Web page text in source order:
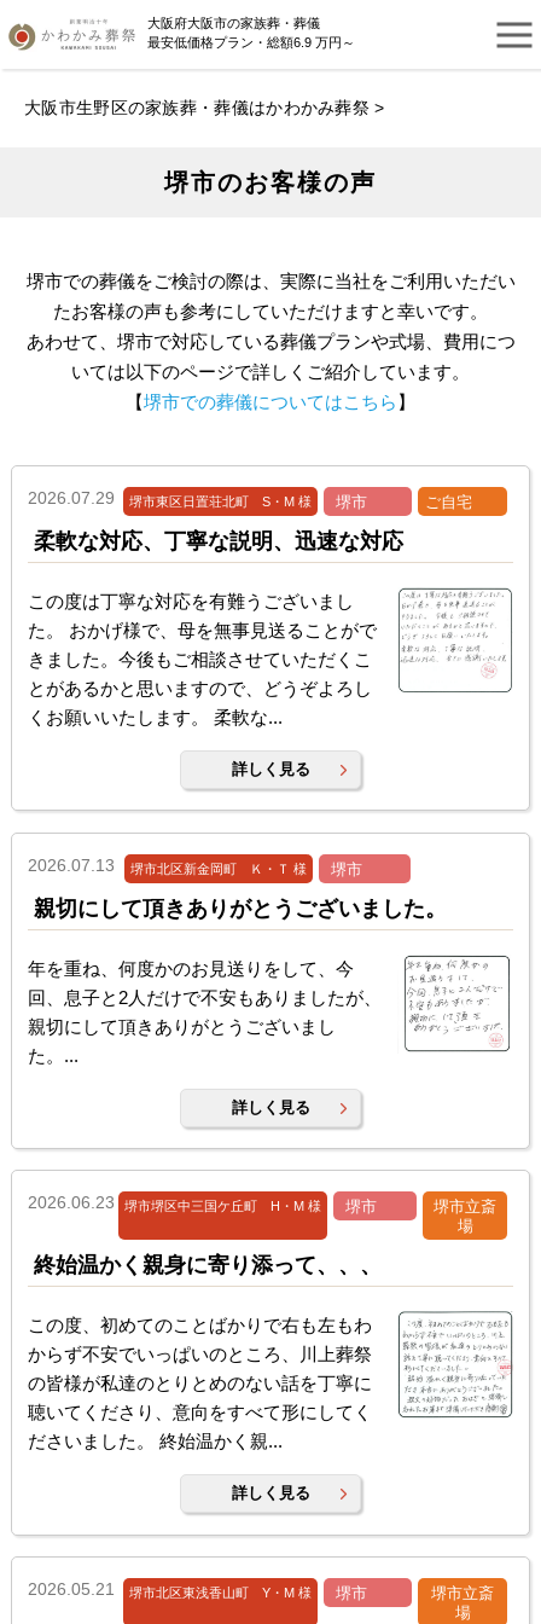
大阪府大阪市の家族葬・葬儀
最安低価格プラン・総額6.9 万円～
大阪市生野区の家族葬・葬儀はかわかみ葬祭 >
堺市のお客様の声
堺市での葬儀をご検討の際は、実際に当社をご利用いただい
たお客様の声も参考にしていただけますと幸いです。
あわせて、堺市で対応している葬儀プランや式場、費用につ
いては以下のページで詳しくご紹介しています。
【堺市での葬儀についてはこちら 】
2026.07.29 堺市東区日置荘北町 S・M 様 堺市 ご自宅
柔軟な対応、丁寧な説明、迅速な対応
この度は丁寧な対応を有難うございまし
た。 おかげ様で、母を無事見送ることがで
きました。今後もご相談させていただくこ
とがあるかと思いますので、どうぞよろし
くお願いいたします。 柔軟な...
詳しく見る
2026.07.13 堺市北区新金岡町 Ｋ・Ｔ 様 堺市
親切にして頂きありがとうございました。
年を重ね、何度かのお見送りをして、今
回、息子と2人だけで不安もありましたが、
親切にして頂きありがとうございまし
た。...
詳しく見る
2026.06.23 堺市堺区中三国ケ丘町 H・M 様 堺市
堺市立斎
場
終始温かく親身に寄り添って、、、
この度、初めてのことばかりで右も左もわ
からず不安でいっぱいのところ、川上葬祭
の皆様が私達のとりとめのない話を丁寧に
聴いてくださり、意向をすべて形にしてく
ださいました。 終始温かく親...
詳しく見る
2026.05.21 堺市北区東浅香山町 Y・M 様 堺市
堺市立斎
場